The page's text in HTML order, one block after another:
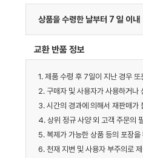
상품을 수령한 날부터 7 일 이내
교환 반품 정보
1. 제품 수령 후 7일이 지난 경우
2. 구매자 및 사용자가 사용하거나
3. 시간의 경과에 의해서 재판매가
4. 상위 정규 사양 외 고객 주문의
5. 복제가 가능한 상품 등의 포장
6. 천재 지변 및 사용자 부주의로